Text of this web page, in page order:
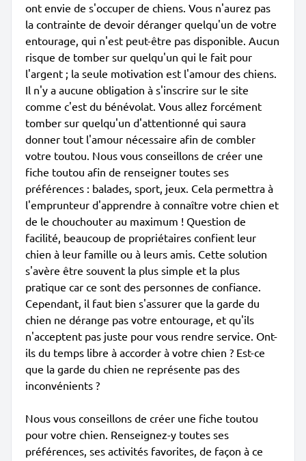
ont envie de s'occuper de chiens. Vous n'aurez pas
la contrainte de devoir déranger quelqu'un de votre
entourage, qui n'est peut-être pas disponible. Aucun
risque de tomber sur quelqu'un qui le fait pour
l'argent ; la seule motivation est l'amour des chiens.
Il n'y a aucune obligation à s'inscrire sur le site
comme c'est du bénévolat. Vous allez forcément
tomber sur quelqu'un d'attentionné qui saura
donner tout l'amour nécessaire afin de combler
votre toutou. Nous vous conseillons de créer une
fiche toutou afin de renseigner toutes ses
préférences : balades, sport, jeux. Cela permettra à
l'emprunteur d'apprendre à connaître votre chien et
de le chouchouter au maximum ! Question de
facilité, beaucoup de propriétaires confient leur
chien à leur famille ou à leurs amis. Cette solution
s'avère être souvent la plus simple et la plus
pratique car ce sont des personnes de confiance.
Cependant, il faut bien s'assurer que la garde du
chien ne dérange pas votre entourage, et qu'ils
n'acceptent pas juste pour vous rendre service. Ont-
ils du temps libre à accorder à votre chien ? Est-ce
que la garde du chien ne représente pas des
inconvénients ?
Nous vous conseillons de créer une fiche toutou
pour votre chien. Renseignez-y toutes ses
préférences, ses activités favorites, de façon à ce